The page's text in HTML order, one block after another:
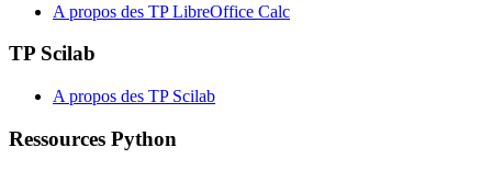
A propos des TP LibreOffice Calc
TP Scilab
A propos des TP Scilab
Ressources Python